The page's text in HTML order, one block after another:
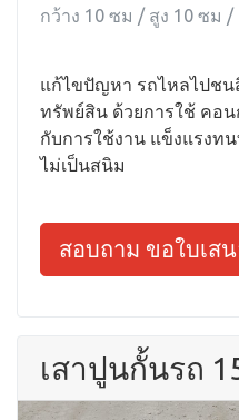
กว้าง 10 ซม / สูง 10 ซม /
แก้ไขปัญหา รถไหลไปชน
ทรัพย์สิน ด้วยการใช้ คอ
กับการใช้งาน แข็งแรงท
ไม่เป็นสนิม
สอบถาม ขอใบเส
เสาปูนกั้นรถ